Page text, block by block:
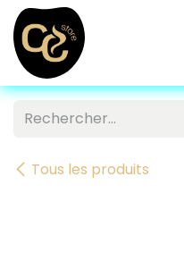
Se rendre au contenu
Tous les produits